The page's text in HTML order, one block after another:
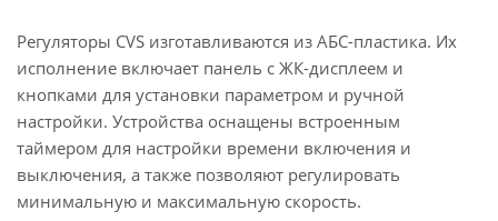
Регуляторы CVS изготавливаются из АБС-пластика. Их
исполнение включает панель с ЖК-дисплеем и
кнопками для установки параметром и ручной
настройки. Устройства оснащены встроенным
таймером для настройки времени включения и
выключения, а также позволяют регулировать
минимальную и максимальную скорость.